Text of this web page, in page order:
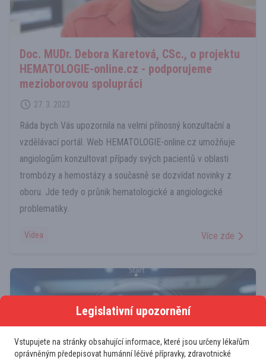
Doc. MUDr. Debora Karetová, CSc., o projektu
HEMATOLOGIE-online.cz - podporujeme
mezioborovou spolupráci
27. 3. 2023
Ráda bych Vás upozornila na velmi přínosný konzultační a
vzdělávací portál. Web HEMATOLOGIE-online.cz umožňuje
angiologům konzultovat případy svých pacientů v oblasti
trombózy a hemostázy a současně se dozvídat novinky z
oboru. Jde tedy o průnik hematologické a angiologické
problematiky.
Videa Více zde
Legislativní upozornění
Vstupujete na stránky obsahující informace, které jsou určeny lékařům
oprávněným předepisovat humánní léčivé přípravky, zdravotnické